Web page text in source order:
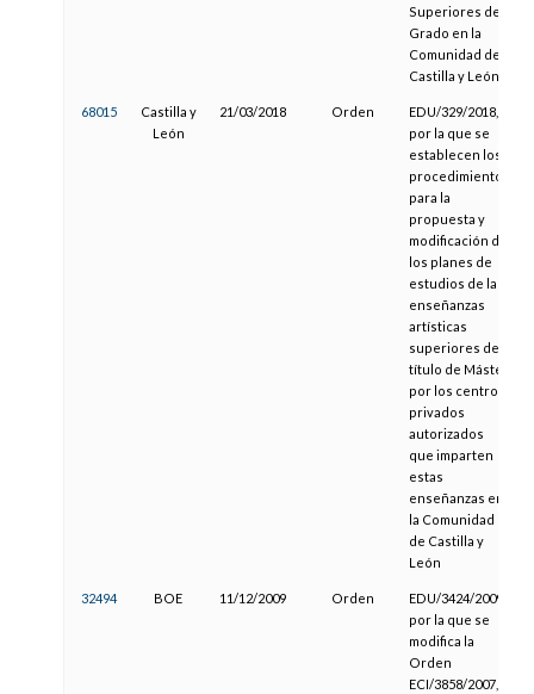
Superiores de
Grado en la
Comunidad de
Castilla y León
68015
Castilla y
León
21/03/2018 Orden
EDU/329/2018,
por la que se
establecen los
procedimientos
para la
propuesta y
modificación de
los planes de
estudios de las
enseñanzas
artísticas
superiores del
título de Máster
por los centros
privados
autorizados
que imparten
estas
enseñanzas en
la Comunidad
de Castilla y
León
32494 BOE 11/12/2009 Orden
EDU/3424/2009,
por la que se
modifica la
Orden
ECI/3858/2007,